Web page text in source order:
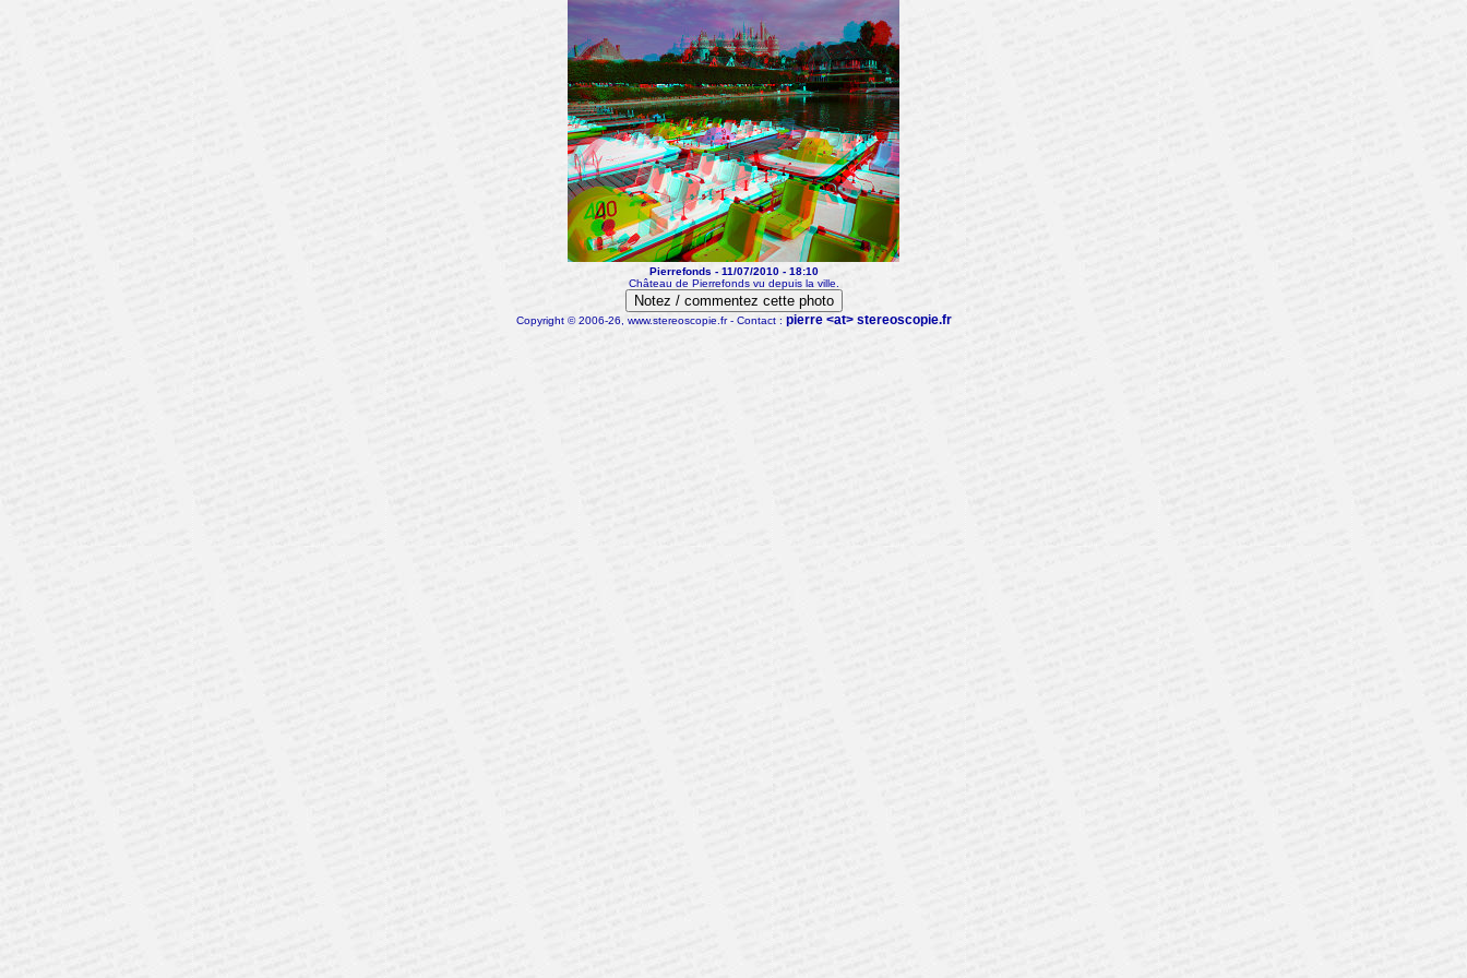
Pierrefonds - 11/07/2010 - 18:10
Château de Pierrefonds vu depuis la ville.
Notez / commentez cette photo
Copyright © 2006-26, www.stereoscopie.fr - Contact : pierre <at> stereoscopie.fr